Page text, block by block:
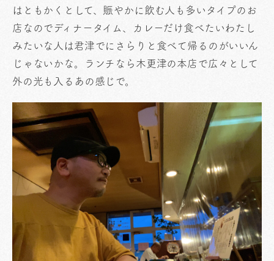
はともかくとして、賑やかに飲む人も多いタイプのお
店なのでディナータイム、カレーだけ食べたいわたし
みたいな人は君津でにさらりと食べて帰るのがいいん
じゃないかな。ランチなら木更津の本店で広々として
外の光も入るあの感じで。